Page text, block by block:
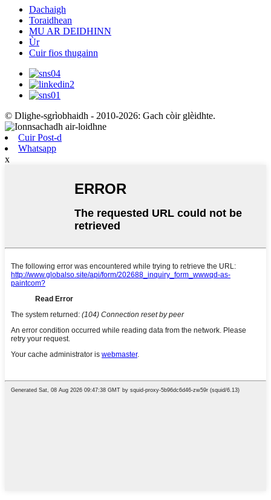
Dachaigh
Toraidhean
MU AR DEIDHINN
Ùr
Cuir fios thugainn
© Dlighe-sgrìobhaidh - 2010-2026: Gach còir glèidhte.
Cuir Post-d
Whatsapp
x